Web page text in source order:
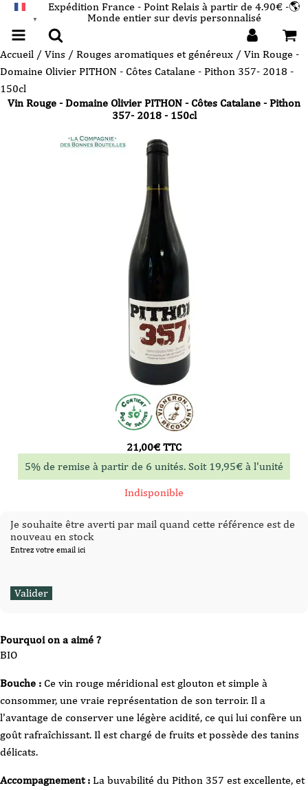
▼
Expédition France - Point Relais à partir de 4.90€ -🌎
Monde entier sur devis personnalisé
Accueil / Vins / Rouges aromatiques et généreux / Vin Rouge -
Domaine Olivier PITHON - Côtes Catalane - Pithon 357- 2018 -
150cl
Vin Rouge - Domaine Olivier PITHON - Côtes Catalane - Pithon
357- 2018 - 150cl
Pourquoi on a aimé ?
BIO
Bouche : Ce vin rouge méridional est glouton et simple à
consommer, une vraie représentation de son terroir. Il a
l'avantage de conserver une légère acidité, ce qui lui confère un
goût rafraîchissant. Il est chargé de fruits et possède des tanins
délicats.
Accompagnement : La buvabilité du Pithon 357 est excellente, et
21,00€ TTC
5% de remise à partir de 6 unités. Soit 19,95€ à l'unité
Indisponible
Je souhaite être averti par mail quand cette référence est de
nouveau en stock
Entrez votre email ici